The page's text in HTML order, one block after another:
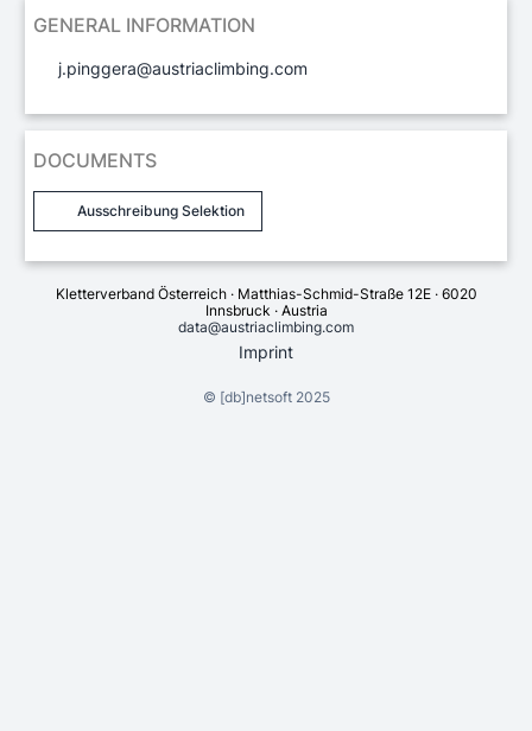
GENERAL INFORMATION
j.pinggera@austriaclimbing.com
DOCUMENTS
Ausschreibung Selektion
Kletterverband Österreich · Matthias-Schmid-Straße 12E · 6020
Innsbruck · Austria
data@austriaclimbing.com
Imprint
© [db]netsoft2025